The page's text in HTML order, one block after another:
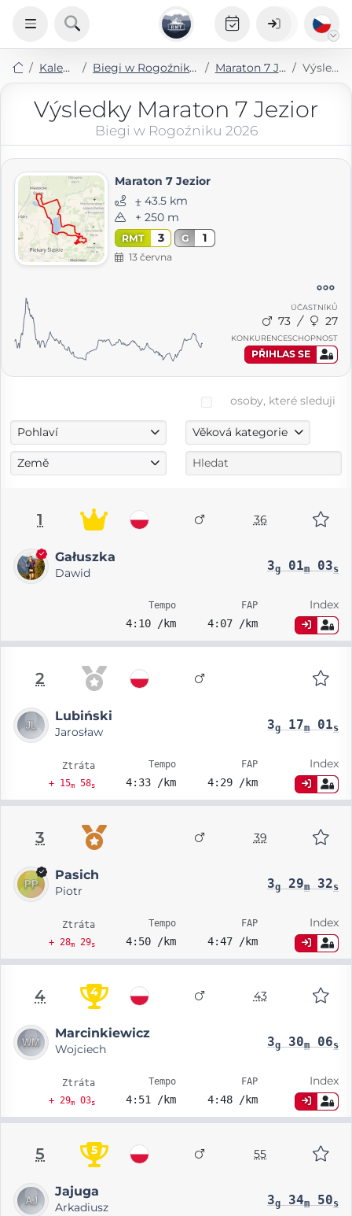
Kalendář Biegi w Rogoźniku 2026 Maraton 7 Jezior Výsledky
Výsledky Maraton 7 Jezior
Biegi w Rogoźniku 2026
Maraton 7 Jezior
⨦ 43.5 km
+ 250 m
RMT 3 G 1
13 června
ÚČASTNÍKŮ
73 27
KONKURENCESCHOPNOST
PŘIHLAS SE
osoby, které sleduji
Pohlaví Věková kategorie
Země
1 36
Gałuszka
Dawid 3g01m03s
Tempo
4:10 /km
FAP
4:07 /km
Index
2
Lubiński
Jarosław 3g17m01s
Ztráta
+ 15m58s
Tempo
4:33 /km
FAP
4:29 /km
Index
3 39
Pasich
Piotr 3g29m32s
Ztráta
+ 28m29s
Tempo
4:50 /km
FAP
4:47 /km
Index
4 4 43
Marcinkiewicz
Wojciech 3g30m06s
Ztráta
+ 29m03s
Tempo
4:51 /km
FAP
4:48 /km
Index
5 5 55
Jajuga
Arkadiusz 3g34m50s